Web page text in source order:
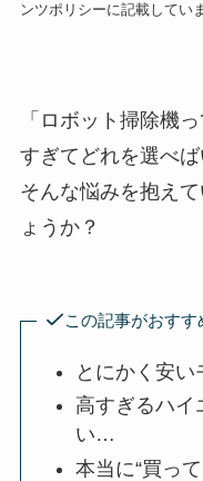
ンツポリシーに記載してい
「ロボット掃除機
すぎてどれを選べ
そんな悩みを抱え
ょうか？
この記事がおすす
とにかく安
高すぎるハイ
い…
本当に“買っ